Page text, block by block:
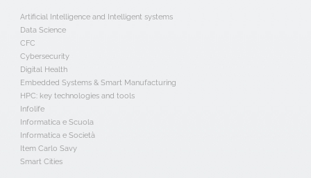
Artificial Intelligence and Intelligent systems
Data Science
CFC
Cybersecurity
Digital Health
Embedded Systems & Smart Manufacturing
HPC: key technologies and tools
Infolife
Informatica e Scuola
Informatica e Società
Item Carlo Savy
Smart Cities